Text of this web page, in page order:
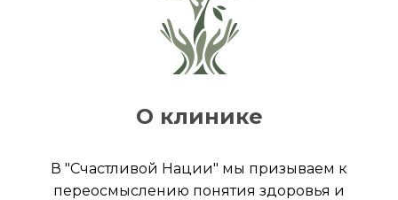
О клинике
В "Счастливой Нации" мы призываем к
переосмыслению понятия здоровья и